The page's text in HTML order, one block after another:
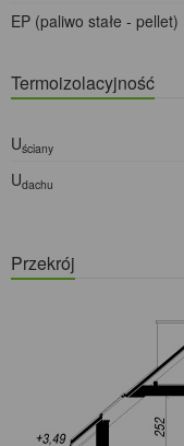
EP (paliwo stałe - pellet)
Termoizolacyjność
Uściany
Udachu
Przekrój